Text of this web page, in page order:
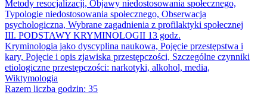
Metody resocjalizacji, Objawy niedostosowania społecznego,
Typologie niedostosowania społecznego, Obserwacja
psychologiczna, Wybrane zagadnienia z profilaktyki społecznej
III. PODSTAWY KRYMINOLOGII 13 godz.
Kryminologia jako dyscyplina naukowa, Pojęcie przestępstwa i
kary, Pojęcie i opis zjawiska przestępczości, Szczególne czynniki
etiologiczne przestępczości: narkotyki, alkohol, media,
Wiktymologia
Razem liczba godzin: 35